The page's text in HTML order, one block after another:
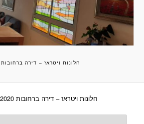
חלונות ויטראז – דירה ברחובות 2020
חלונות ויטראז – דירה ברחובות 2020